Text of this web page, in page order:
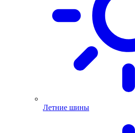
Летние шины